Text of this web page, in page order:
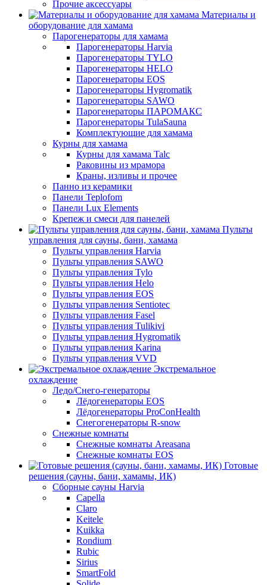
Прочие аксессуары
Материалы и
оборудование для хамама
Парогенераторы для хамама
Парогенераторы Harvia
Парогенераторы TYLO
Парогенераторы HELO
Парогенераторы EOS
Парогенераторы Hygromatik
Парогенераторы SAWO
Парогенераторы ПАРОМАКС
Парогенераторы TulaSauna
Комплектующие для хамама
Курны для хамама
Курны для хамама Talc
Раковины из мрамора
Краны, изливы и прочее
Панно из керамики
Панели Teplofom
Панели Lux Elements
Крепеж и смеси для панелей
Пульты
управления для сауны, бани, хамама
Пульты управления Harvia
Пульты управления SAWO
Пульты управления Tylo
Пульты управления Helo
Пульты управления EOS
Пульты управления Sentiotec
Пульты управления Fasel
Пульты управления Tulikivi
Пульты управления Hygromatik
Пульты управления Karina
Пульты управления VVD
Экстремальное
охлаждение
Ледо/Снего-генераторы
Лёдогенераторы EOS
Лёдогенераторы ProConHealth
Снегогенераторы R-snow
Снежные комнаты
Снежные комнаты Areasana
Снежные комнаты EOS
Готовые
решения (сауны, бани, хамамы, ИК)
Сборные сауны Harvia
Capella
Claro
Keitele
Kuikka
Rondium
Rubic
Sirius
SmartFold